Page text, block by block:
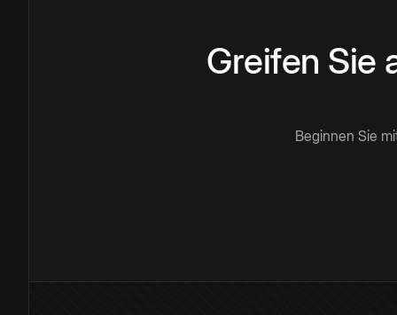
Greifen Sie
Beginnen Sie